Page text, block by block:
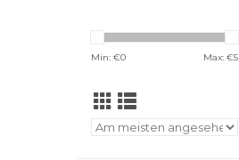
Min: €0 Max: €5